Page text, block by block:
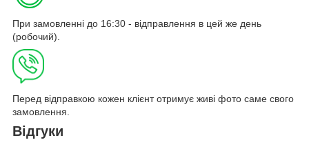
При замовленні до 16:30 - відправлення в цей же день
(робочий).
Перед відправкою кожен клієнт отримує живі фото саме свого
замовлення.
Відгуки